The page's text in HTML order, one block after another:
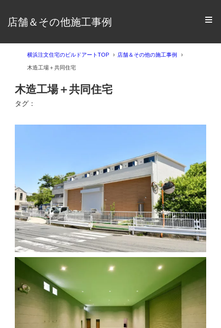
店舗＆その他施工事例
横浜注文住宅のビルドアートTOP 店舗＆その他の施工事例
木造工場＋共同住宅
木造工場＋共同住宅
タグ：